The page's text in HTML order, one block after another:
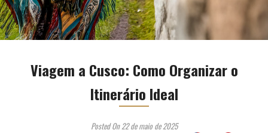
Viagem a Cusco: Como Organizar o
Itinerário Ideal
Posted On 22 de maio de 2025